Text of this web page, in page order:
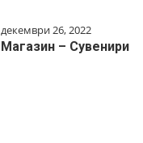
декември 26, 2022
Магазин – Сувенири